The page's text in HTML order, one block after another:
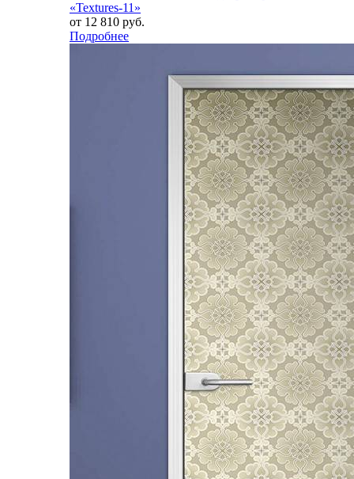
«Textures-11»
от 12 810 руб.
Подробнее